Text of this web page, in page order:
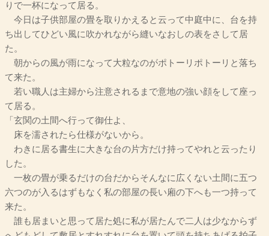
りで一杯になって居る。
今日は子供部屋の畳を取りかえると云って中庭中に、台を持
ち出してひどい風に吹かれながら縫いなおしの表をさして居
た。
朝からの風が雨になって大粒なのがポトーリポトーリと落ち
て来た。
若い職人は主婦から注意されるまで意地の強い顔をして座っ
て居る。
「玄関の土間へ行って御仕よ、
床を濡されたら仕様がないから。
わきに居る書生に大きな台の片方だけ持ってやれと云ったり
した。
一枚の畳が乗るだけの台だからそんなに広くない土間に五つ
六つのが入るはずもなく私の部屋の長い廂の下へも一つ持って
来た。
誰も居まいと思って居た処に私が居たんで二人は少なからず